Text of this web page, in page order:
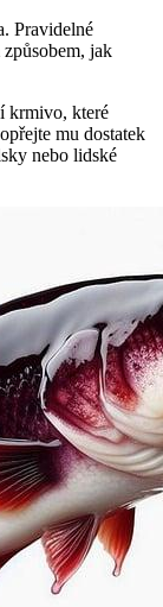
Pravidelné
jak
krmivo, které
mu dostatek
nebo lidské